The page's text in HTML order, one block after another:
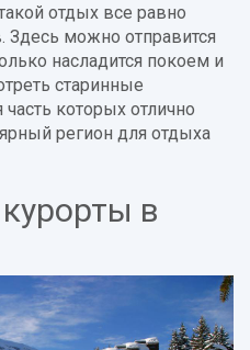
отдых все равно
Здесь можно отправится
насладится покоем и
старинные
которых отлично
регион для отдыха
в